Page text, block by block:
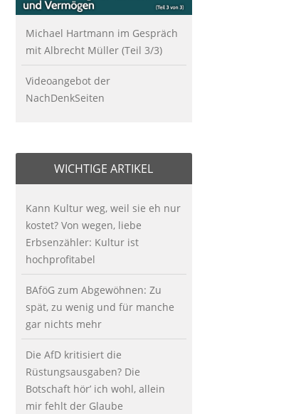
Michael Hartmann im Gespräch
mit Albrecht Müller (Teil 3/3)
Videoangebot der
NachDenkSeiten
WICHTIGE ARTIKEL
Kann Kultur weg, weil sie eh nur
kostet? Von wegen, liebe
Erbsenzähler: Kultur ist
hochprofitabel
BAföG zum Abgewöhnen: Zu
spät, zu wenig und für manche
gar nichts mehr
Die AfD kritisiert die
Rüstungsausgaben? Die
Botschaft hör’ ich wohl, allein
mir fehlt der Glaube